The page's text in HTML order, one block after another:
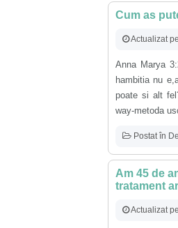
Cum as
Actualizat
Anna Marya
hambitia nu
poate si alt
way-metoda
Postat în
Am 45 de
tratament
Actualizat